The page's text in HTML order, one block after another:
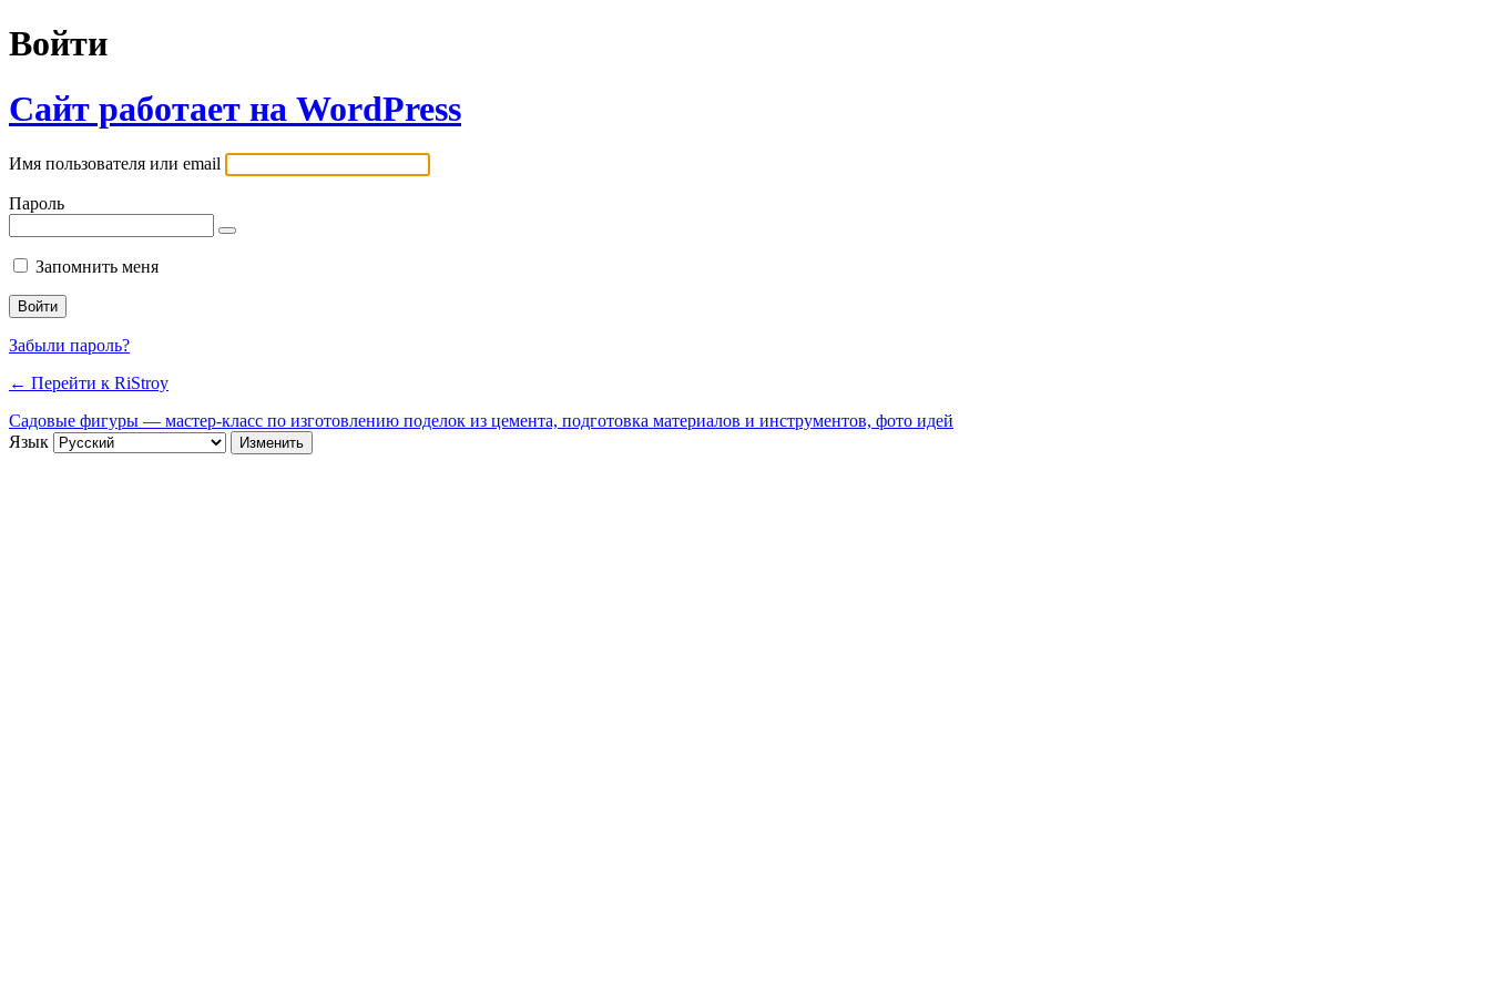
Войти
Сайт работает на WordPress
Имя пользователя или email
Пароль
Запомнить меня
Забыли пароль?
← Перейти к RiStroy
Садовые фигуры — мастер-класс по изготовлению поделок из цемента, подготовка материалов и инструментов, фото идей
Язык